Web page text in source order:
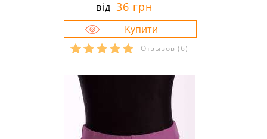
від 36 грн
Отзывов (6)